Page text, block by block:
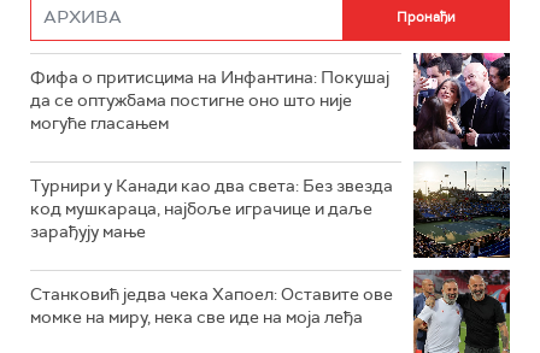
Фифа о притисцима на Инфантина: Покушај
да се оптужбама постигне оно што није
могуће гласањем
Турнири у Канади као два света: Без звезда
код мушкараца, најбоље играчице и даље
зарађују мање
Станковић једва чека Хапоел: Оставите ове
момке на миру, нека све иде на моја леђа